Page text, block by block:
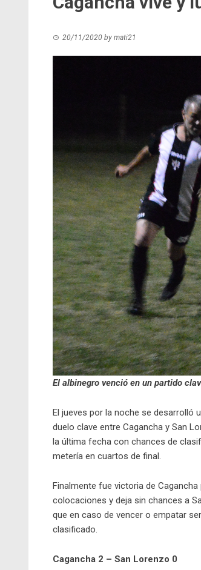
20/11/2020 by mati21
El albinegro venció en un partido
El jueves por la noche se desarrolló
duelo clave entre Cagancha y San
la última fecha con chances de
metería en cuartos de final.
Finalmente fue victoria de
colocaciones y deja sin chances a
que en caso de vencer o empatar
clasificado.
Cagancha 2 – San Lorenzo 0